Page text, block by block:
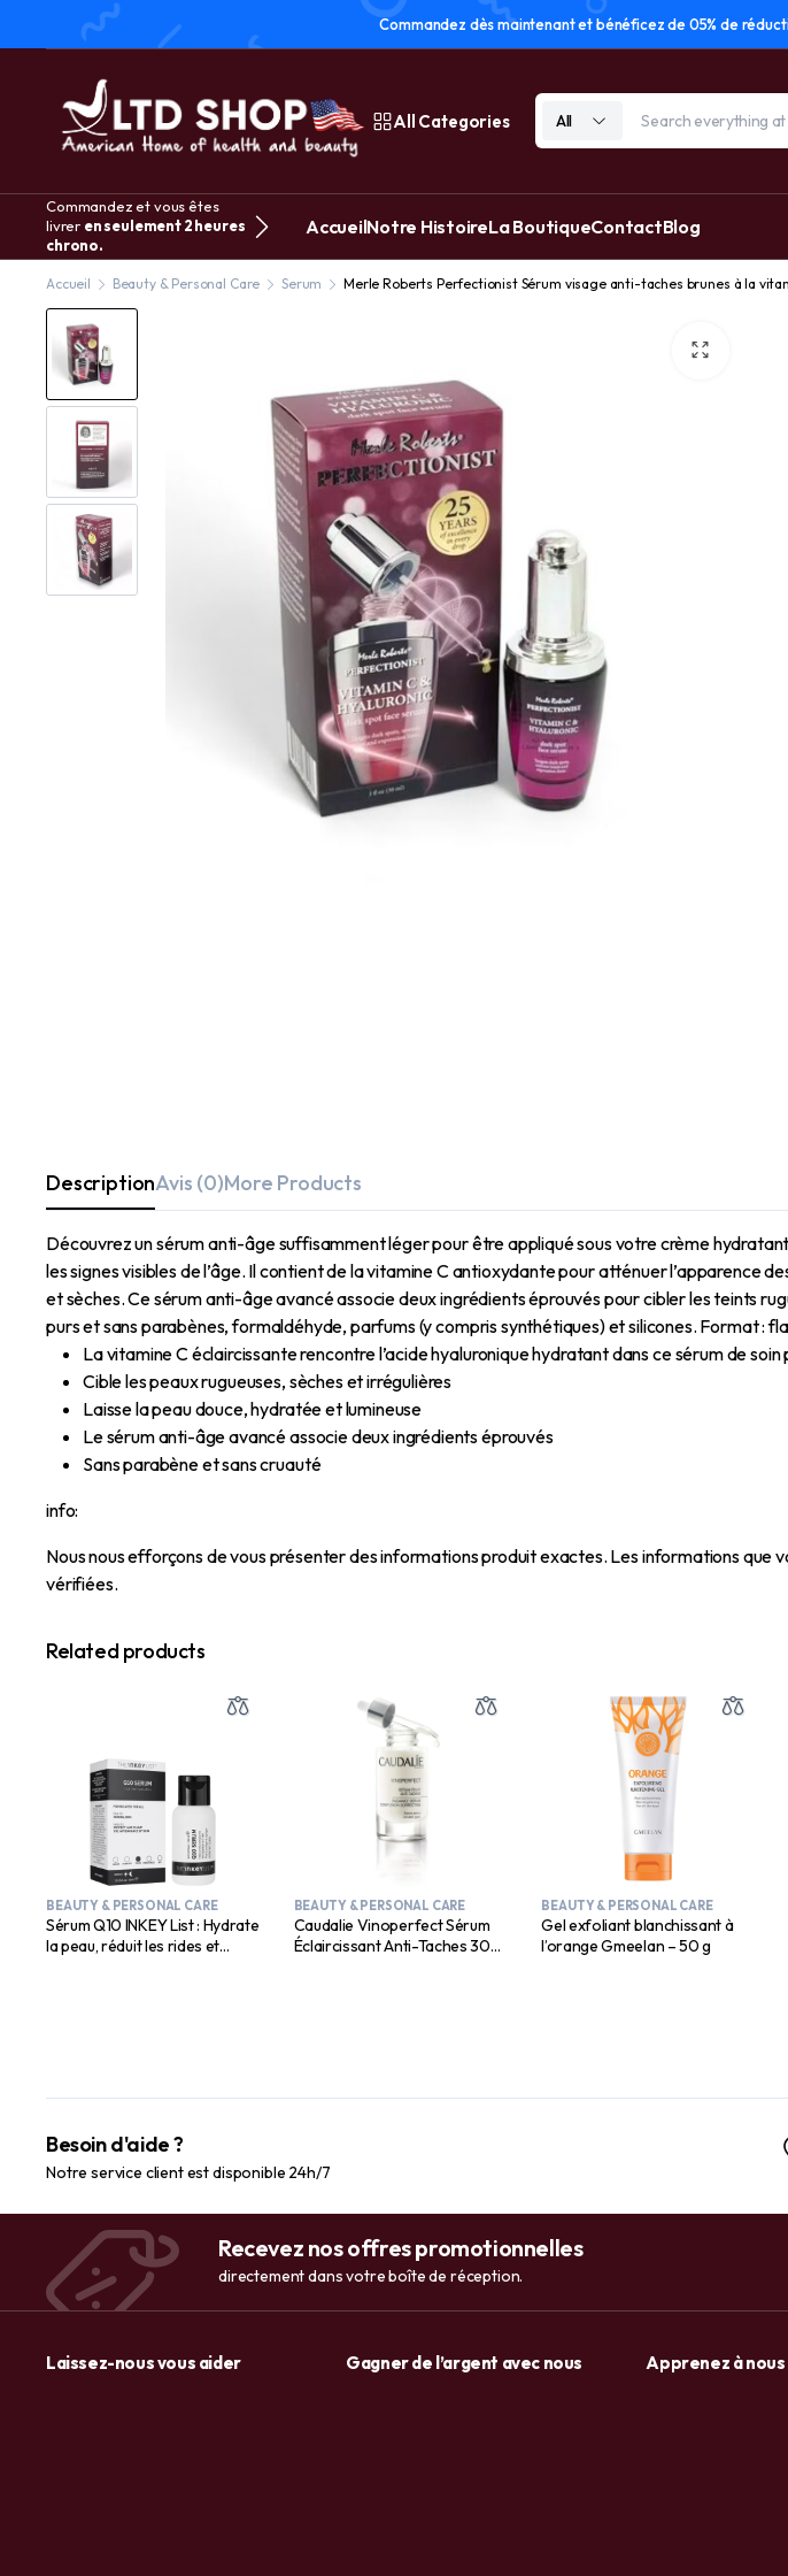
Commandez dès maintenant et bénéficez de 05% de
All Categories All
Commandez et vous êtes
livrer en seulement 2 heures
chrono.
AccueilNotre HistoireLa BoutiqueContactBlog
Accueil Beauty & Personal Care Serum Merle Roberts Perfectionist Sérum visage anti-taches brunes à la
DescriptionAvis (0)More Products
Découvrez un sérum anti-âge suffisamment léger pour être appliqué sous votre crème
les signes visibles de l’âge. Il contient de la vitamine C antioxydante pour atténuer l’apparence
et sèches. Ce sérum anti-âge avancé associe deux ingrédients éprouvés pour cibler les teints
purs et sans parabènes, formaldéhyde, parfums (y compris synthétiques) et silicones. Format :
La vitamine C éclaircissante rencontre l’acide hyaluronique hydratant dans ce sérum de soin
Cible les peaux rugueuses, sèches et irrégulières
Laisse la peau douce, hydratée et lumineuse
Le sérum anti-âge avancé associe deux ingrédients éprouvés
Sans parabène et sans cruauté
info:
Nous nous efforçons de vous présenter des informations produit exactes. Les informations que
vérifiées.
Related products
BEAUTY & PERSONAL CARE
Sérum Q10 INKEY List : Hydrate
la peau, réduit les rides et
BEAUTY & PERSONAL CARE
Caudalie Vinoperfect Sérum
Éclaircissant Anti-Taches 30
BEAUTY & PERSONAL CARE
Gel exfoliant blanchissant à
l’orange Gmeelan – 50 g
Besoin d'aide ?
Notre service client est disponible 24h/7
Recevez nos offres promotionnelles
directement dans votre boîte de réception.
Laissez-nous vous aider Gagner de l’argent avec nous Apprenez à